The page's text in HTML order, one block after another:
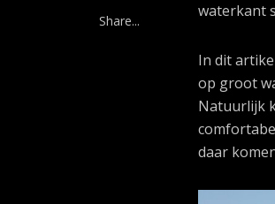
Share...
waterkant
In dit
op groot
Natuurlijk
daar